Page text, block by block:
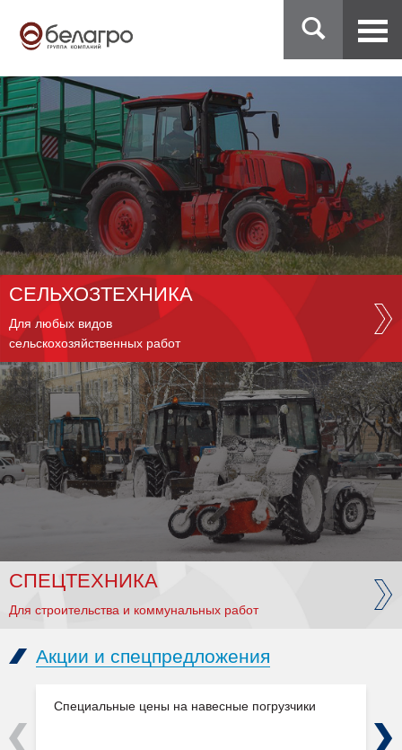
СЕЛЬХОЗТЕХНИКА
Для любых видов
сельскохозяйственных работ
СПЕЦТЕХНИКА
Для строительства и коммунальных работ
Акции и спецпредложения
Специальные цены на навесные погрузчики
Previous Next